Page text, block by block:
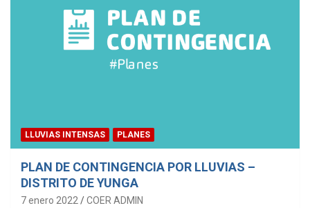
LLUVIAS INTENSAS PLANES
PLAN DE CONTINGENCIA POR LLUVIAS –
DISTRITO DE YUNGA
7 enero 2022 COER ADMIN